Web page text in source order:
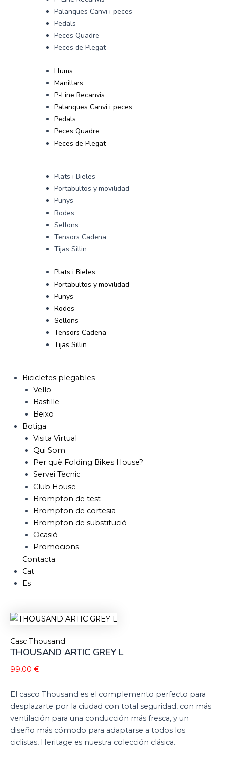
Palanques Canvi i peces
Pedals
Peces Quadre
Peces de Plegat
Llums
Manillars
P-Line Recanvis
Palanques Canvi i peces
Pedals
Peces Quadre
Peces de Plegat
Plats i Bieles
Portabultos y movilidad
Punys
Rodes
Sellons
Tensors Cadena
Tijas Sillin
Plats i Bieles
Portabultos y movilidad
Punys
Rodes
Sellons
Tensors Cadena
Tijas Sillin
Bicicletes plegables
Vello
Bastille
Beixo
Botiga
Visita Virtual
Qui Som
Per què Folding Bikes House?
Servei Tècnic
Club House
Brompton de test
Brompton de cortesia
Brompton de substitució
Ocasió
Promocions
Contacta
Cat
Es
Casc Thousand
THOUSAND ARTIC GREY L
99,00 €
El casco Thousand es el complemento perfecto para
desplazarte por la ciudad con total seguridad, con más
ventilación para una conducción más fresca, y un
diseño más cómodo para adaptarse a todos los
ciclistas, Heritage es nuestra colección clásica.